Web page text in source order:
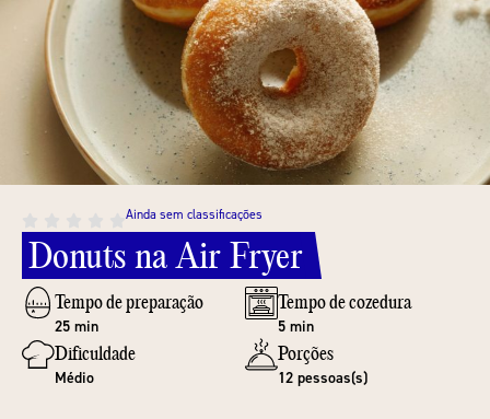
Ainda sem classificações
DonutsnaAirFryer
Tempo de preparação
25 min
Tempo de cozedura
5 min
Dificuldade
Médio
Porções
12 pessoas(s)